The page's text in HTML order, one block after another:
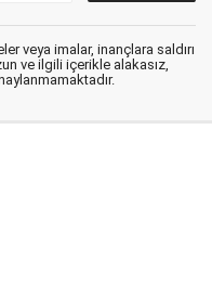
veya imalar, inançlara saldırı
ve ilgili içerikle alakasız,